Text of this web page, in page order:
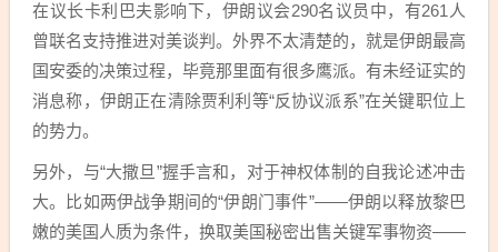
在议长卡利巴夫影响下，伊朗议会290名议员中，有261人
曾联名支持推进对美谈判。外界不太清楚的，就是伊朗最高
国安委的决策过程，毕竟那里面有很多鹰派。有未经证实的
消息称，伊朗正在清除贾利利等“反协议派系”在关键职位上
的势力。
另外，与“大撒旦”握手言和，对于神权体制的自我论述冲击
大。比如两伊战争期间的‌“伊朗门事件”——‌伊朗以释放黎巴
嫩的美国人质为条件，换取美国秘密出售关键军事物资——